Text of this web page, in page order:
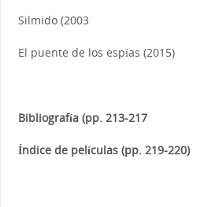
Silmido (2003
El puente de los espías (2015)
Bibliografía (pp. 213-217
Índice de películas (pp. 219-220)